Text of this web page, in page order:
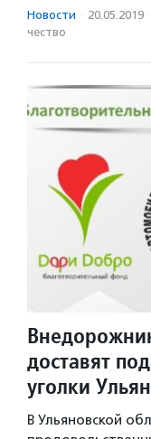
Новости · 20.05.2019 ·
чест­во
доставят
уголки
В Ульяновской